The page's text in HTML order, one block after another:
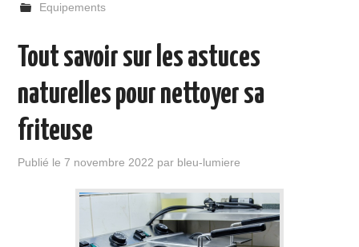
Equipements
Tout savoir sur les astuces
naturelles pour nettoyer sa
friteuse
Publié le7 novembre 2022 par bleu-lumiere